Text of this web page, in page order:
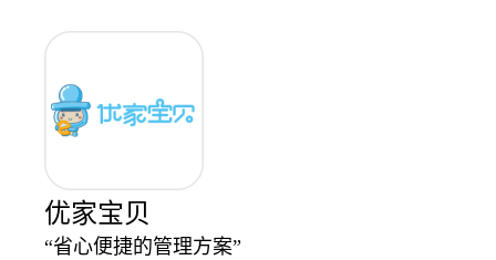
优家宝贝
“省心便捷的管理方案”